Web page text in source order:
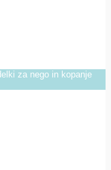
za nego in kopanje